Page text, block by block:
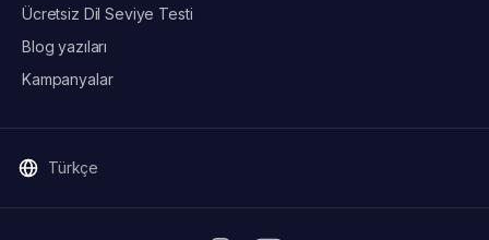
Ücretsiz Dil Seviye Testi
Blog yazıları
Kampanyalar
Türkçe